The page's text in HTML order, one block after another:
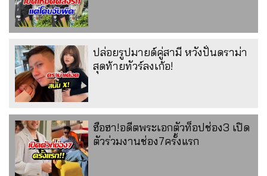
ปล่อยรูปมายด์คู่สามี หวังปั่นดราม่า
สุดท้ายทัวร์ลงเก้อ!
ฮือฮา!อดีตพระเอกตัวท็อปช่อง3 เปิด
ตัวร่วมงานช่อง7ครั้งแรก